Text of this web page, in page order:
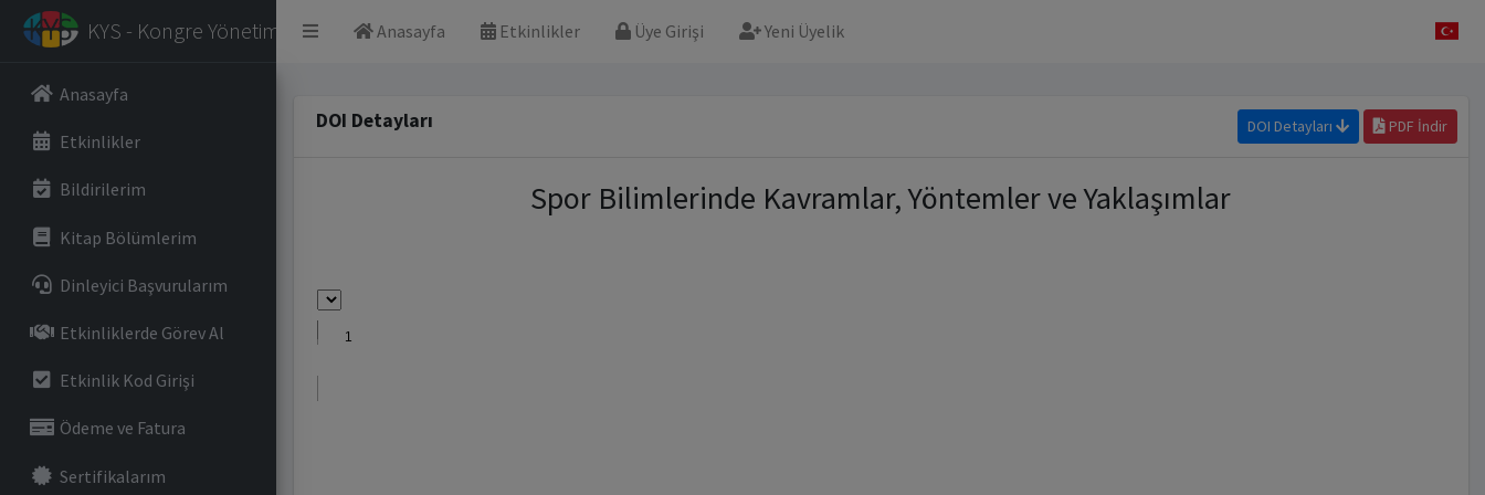
Anasayfa Etkinlikler Üye Girişi Yeni Üyelik
KYS - Kongre Yönetim Sistemi
Anasayfa
Etkinlikler
Bildirilerim
Kitap Bölümlerim
Dinleyici Başvurularım
Etkinliklerde Görev Al
Etkinlik Kod Girişi
Ödeme ve Fatura
Sertifikalarım
DOI Detayları DOI Detayları PDF İndir
Spor Bilimlerinde Kavramlar, Yöntemler ve Yaklaşımlar